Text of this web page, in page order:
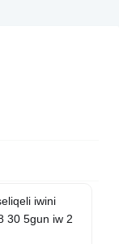
iwini
30 5gun iw 2